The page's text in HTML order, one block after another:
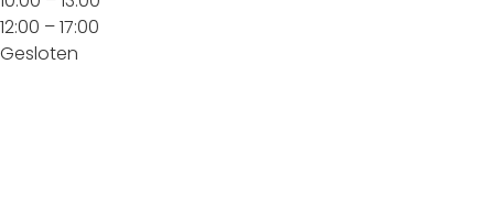
12:00 – 17:00
Gesloten